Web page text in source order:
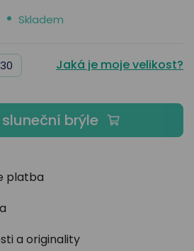
Skladem
Jaká je moje velikost?
brýle
platba
a originality